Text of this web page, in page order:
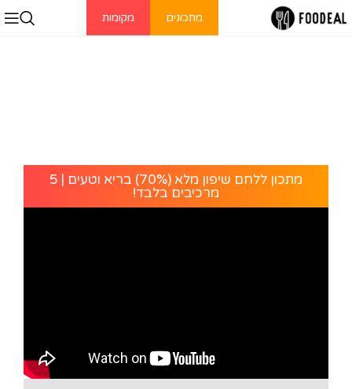
מתכונים מקומות
מתכון ללחם שיפון מלא (70%) בריא וטעים | 5
מרכיבים בלבד!